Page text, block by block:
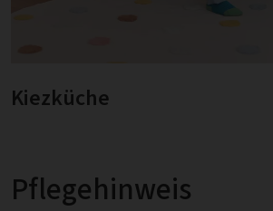
Kiezküche
Pflegehinweis